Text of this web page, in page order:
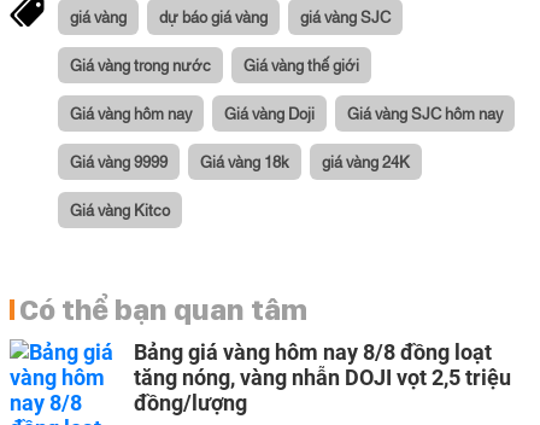
giá vàng dự báo giá vàng giá vàng SJC
Giá vàng trong nước Giá vàng thế giới
Giá vàng hôm nay Giá vàng Doji Giá vàng SJC hôm nay
Giá vàng 9999 Giá vàng 18k giá vàng 24K
Giá vàng Kitco
Có thể bạn quan tâm
Bảng giá vàng hôm nay 8/8 đồng loạt
tăng nóng, vàng nhẫn DOJI vọt 2,5 triệu
đồng/lượng